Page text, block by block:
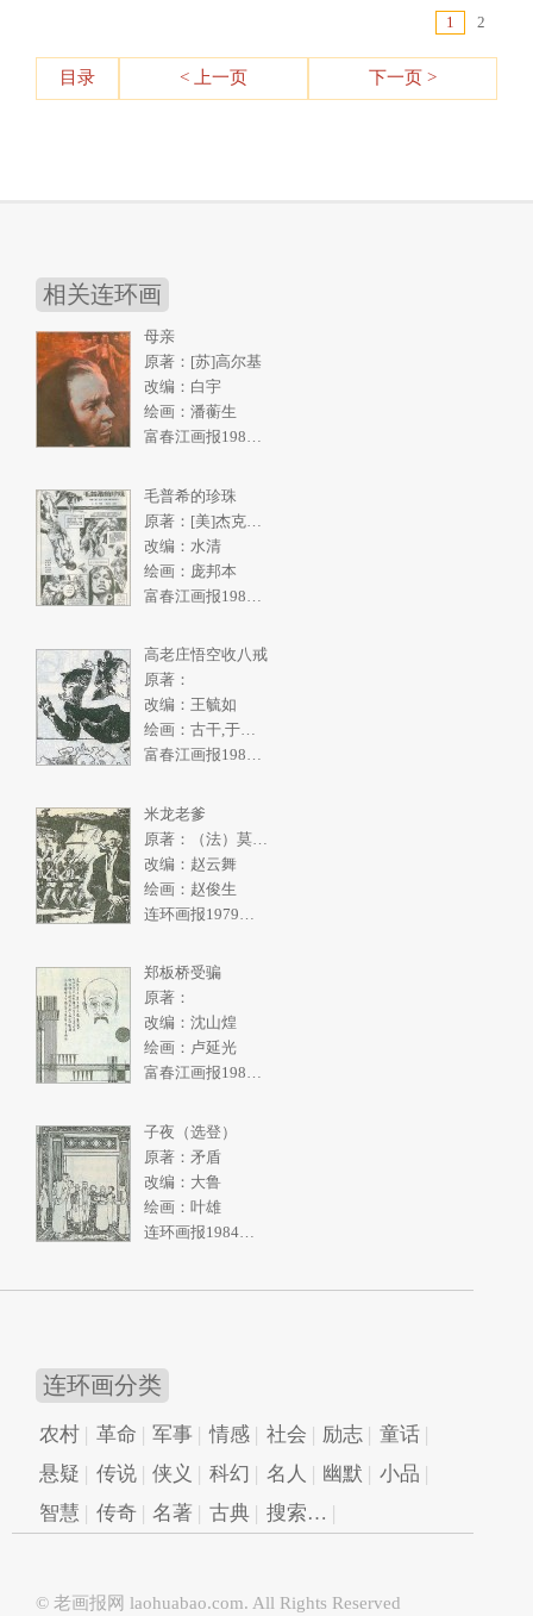
1 2
目录 < 上一页 下一页 >
相关连环画
母亲
原著：[苏]高尔基
改编：白宇
绘画：潘蘅生
富春江画报1986年5期
毛普希的珍珠
改编：水清
绘画：庞邦本
高老庄悟空收八戒
原著：
改编：王毓如
绘画：古干,于绍文
富春江画报1982年2期
米龙老爹
改编：赵云舞
绘画：赵俊生
郑板桥受骗
原著：
改编：沈山煌
绘画：卢延光
富春江画报1986年3期
子夜（选登）
原著：矛盾
改编：大鲁
绘画：叶雄
连环画分类
农村 革命 军事 情感 社会 励志
童话
悬疑
传说 侠义 科幻 名人 幽默
小品
智慧
传奇 名著 古典 搜索…
© 老画报网 laohuabao.com. All Rights Reserved